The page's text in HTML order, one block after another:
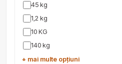
45 kg
1,2 kg
10 KG
140 kg
+ mai multe opțiuni